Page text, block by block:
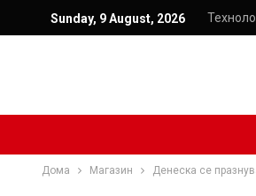
Sunday, 9 August, 2026
Дома Магазин Денеска се